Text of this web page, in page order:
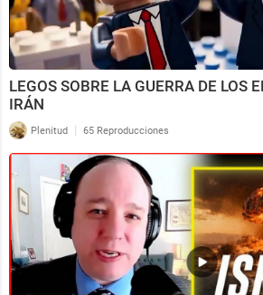
LEGOS SOBRE LA GUERRA DE LOS
IRÁN
Plenitud | 65 Reproducciones